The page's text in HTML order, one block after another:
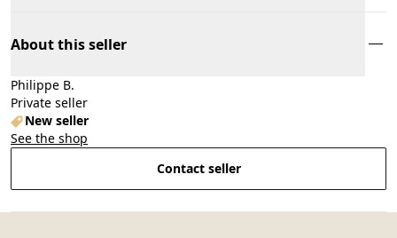
About this seller
Philippe B.
Private seller
New seller
See the shop
Contact seller